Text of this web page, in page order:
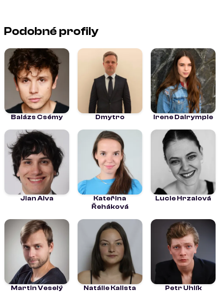
Podobné profily
Balázs Csémy Dmytro Irene Dalrymple
Jian Alva
Kateřina
Řeháková
Lucie Hrzalová
Martin Veselý Natálie Kalista Petr Uhlík